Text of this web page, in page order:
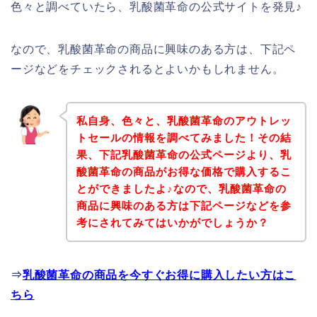
色々と調べていたら、乳酸菌革命の公式サイトを発見♪
なので、乳酸菌革命の商品に興味のある方は、下記ペ
ージなどをチェックされるとよいかもしれません。
私自身、色々と、乳酸菌革命のアウトレッ
トセールの情報を調べてみました！その結
果、下記乳酸菌革命の公式ページより、乳
酸菌革命の商品がお得な価格で購入するこ
とができましたよ♪なので、乳酸菌革命の
商品に興味のある方は下記ページなどを参
考にされてみてはいかがでしょうか？
⇒乳酸菌革命の商品を今すぐお得に購入したい方はこ
ちら